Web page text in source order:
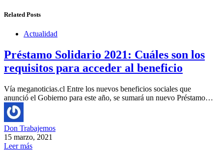
Related Posts
Actualidad
Préstamo Solidario 2021: Cuáles son los
requisitos para acceder al beneficio
Vía meganoticias.cl Entre los nuevos beneficios sociales que
anunció el Gobierno para este año, se sumará un nuevo Préstamo…
Don Trabajemos
15 marzo, 2021
Leer más